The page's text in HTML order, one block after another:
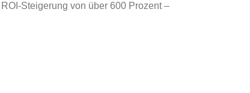
Steigerung von über 600 Prozent –